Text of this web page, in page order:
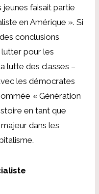
faisait partie
en Amérique ». Si
conclusions
lutter pour les
lutte des classes –
les démocrates
« Génération
en tant que
dans les